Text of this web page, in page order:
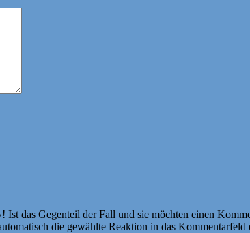
das Gegenteil der Fall und sie möchten einen
die gewählte Reaktion in das